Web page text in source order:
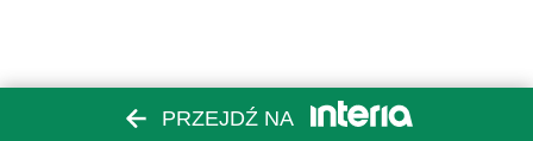
PRZEJDŹ NA